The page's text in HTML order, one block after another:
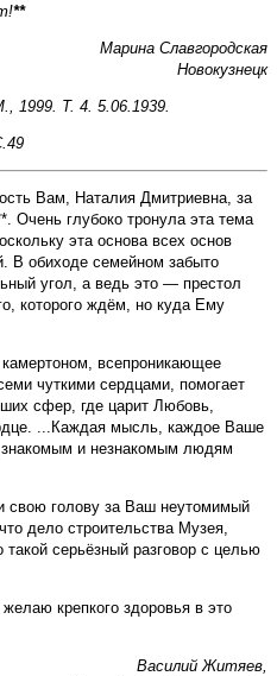
**
Марина Славгородская
Новокузнецк
1999. Т. 4. 5.06.1939.
Вам, Наталия Дмитриевна, за
Очень глубоко тронула эта тема
эта основа всех основ
В обиходе семейном забыто
угол, а ведь это — престол
которого ждём, но куда Ему
всепроникающее
чуткими сердцами, помогает
сфер, где царит Любовь,
...Каждая мысль, каждое Ваше
и незнакомым людям
свою голову за Ваш неутомимый
дело строительства Музея,
серьёзный разговор с целью
крепкого здоровья в это
Василий Житяев,